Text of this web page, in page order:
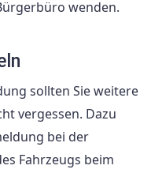
wenden.
sollten Sie weitere
vergessen. Dazu
bei der
Fahrzeugs beim